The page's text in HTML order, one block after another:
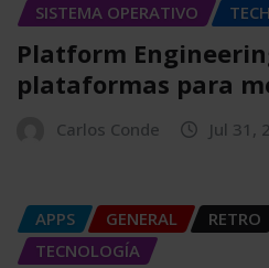
SISTEMA OPERATIVO
TECH
Platform
plataformas para
Carlos Conde Jul 31,
APPS GENERAL RETRO
TECNOLOGÍA